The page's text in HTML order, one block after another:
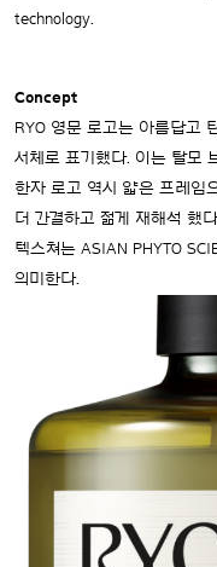
technology.
Concept
RYO 영문 로고는 아름답고
서체로 표기했다. 이는 탈모
한자 로고 역시 얇은 프레임
더 간결하고 젊게 재해석 했
텍스쳐는 ASIAN PHYTO
의미한다.